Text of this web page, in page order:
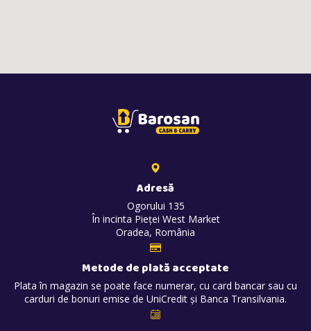
Adresă
Ogorului 135
În incinta Pieței West Market
Oradea, România
Metode de plată acceptate
Plata în magazin se poate face numerar, cu card bancar sau cu
carduri de bonuri emise de UniCredit și Banca Transilvania.